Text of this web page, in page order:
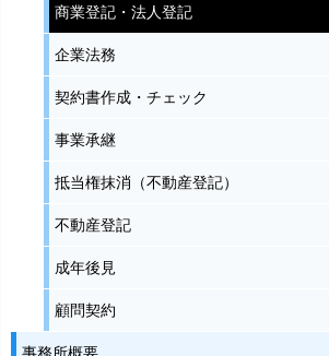
商業登記・法人登記
企業法務
契約書作成・チェック
事業承継
抵当権抹消（不動産登記）
不動産登記
成年後見
顧問契約
事務所概要